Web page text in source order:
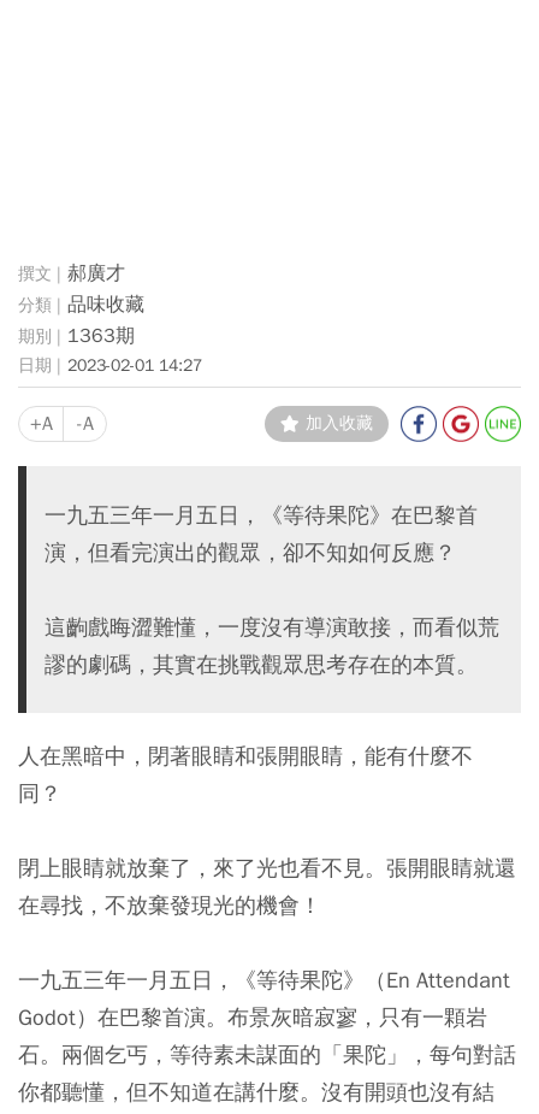
郝廣才
品味收藏
1363期
2023-02-01 14:27
+A -A 加入收藏
一九五三年一月五日，《等待果陀》在巴黎首
演，但看完演出的觀眾，卻不知如何反應？
這齣戲晦澀難懂，一度沒有導演敢接，而看似荒
謬的劇碼，其實在挑戰觀眾思考存在的本質。
人在黑暗中，閉著眼睛和張開眼睛，能有什麼不
同？
閉上眼睛就放棄了，來了光也看不見。張開眼睛就還
在尋找，不放棄發現光的機會！
一九五三年一月五日，《等待果陀》（En Attendant
Godot）在巴黎首演。布景灰暗寂寥，只有一顆岩
石。兩個乞丐，等待素未謀面的「果陀」，每句對話
你都聽懂，但不知道在講什麼。沒有開頭也沒有結